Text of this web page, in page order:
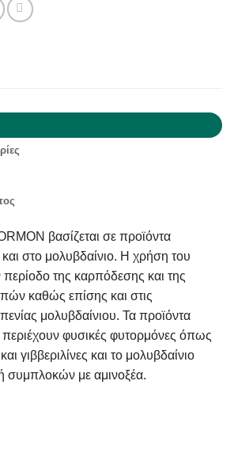
βασίζεται σε προϊόντα
στο μολυβδαίνιο. Η χρήση του
περίοδο της καρπόδεσης και της
καθώς επίσης και στις
μολυβδαίνιου. Τα προϊόντα
φυσικές φυτορμόνες όπως
γιββεριλίνες και το μολυβδαίνιο
συμπλοκών με αμινοξέα.